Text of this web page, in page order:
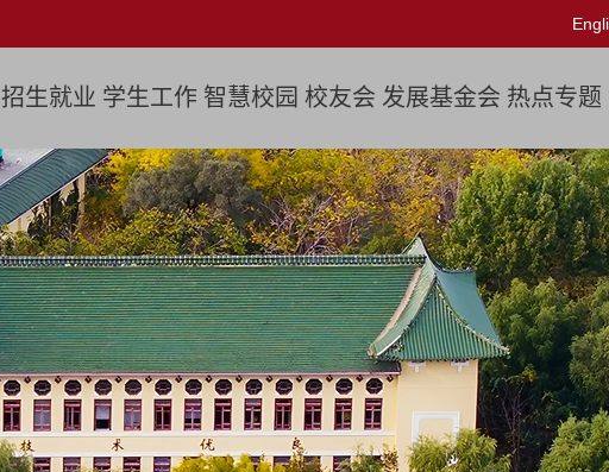
招生就业 学生工作 智慧校园 校友会 发展基金会 热点专题